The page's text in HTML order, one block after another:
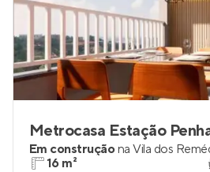
Metrocasa Estação
Em construçãona Vila dos
16 m²